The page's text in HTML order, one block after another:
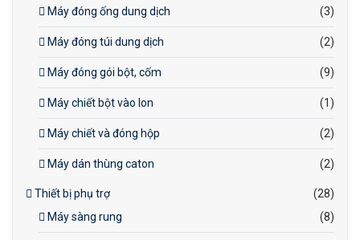
Máy đóng ống dung dịch (3)
Máy đóng túi dung dịch (2)
Máy đóng gói bột, cốm (9)
Máy chiết bột vào lon (1)
Máy chiết và đóng hộp (2)
Máy dán thùng caton (2)
Thiết bị phụ trợ
(28)
Máy sàng rung
(8)